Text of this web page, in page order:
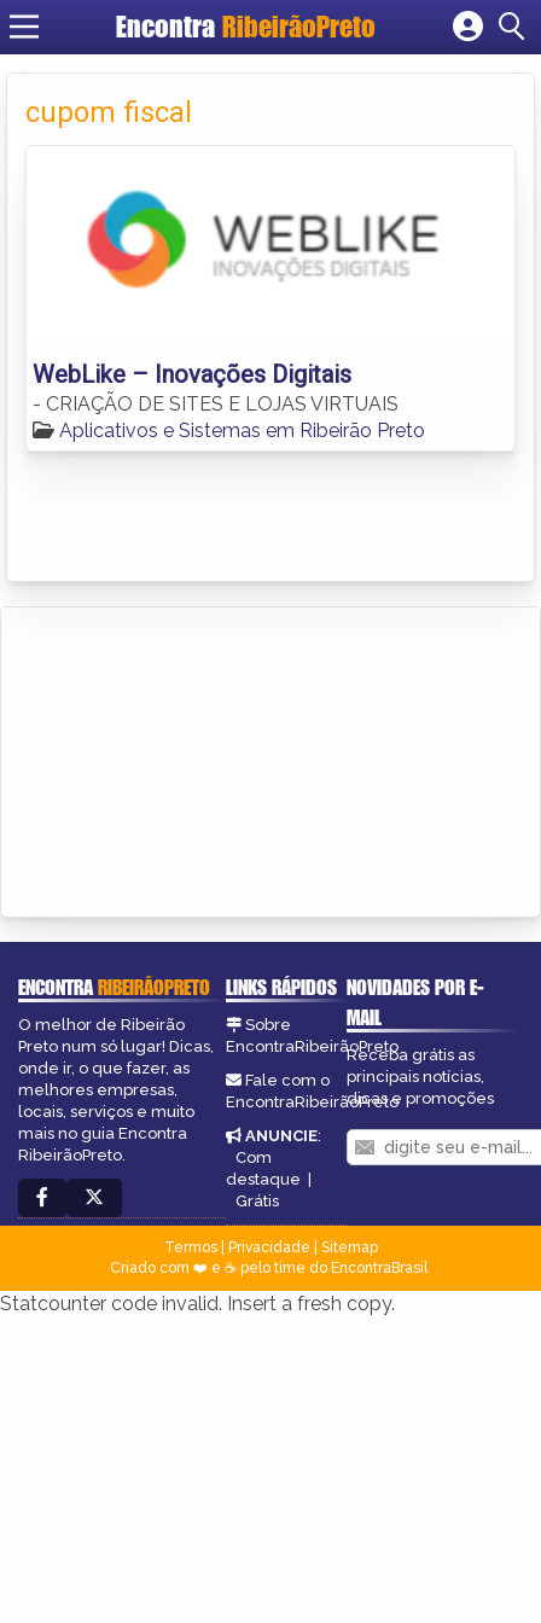
Encontra RibeirãoPreto
Cadastrar empresa
cupom fiscal
WebLike – Inovações Digitais
- CRIAÇÃO DE SITES E LOJAS VIRTUAIS
Aplicativos e Sistemas em Ribeirão Preto
ENCONTRARIBEIRÃOPRETO
O melhor de Ribeirão
Preto num só lugar! Dicas,
onde ir, o que fazer, as
melhores empresas,
locais, serviços e muito
mais no guia Encontra
RibeirãoPreto.
LINKS RÁPIDOS
Sobre
EncontraRibeirãoPreto
Fale com o
EncontraRibeirãoPreto
ANUNCIE:
Com
destaque |
Grátis
NOVIDADES POR E-
MAIL
Receba grátis as
principais notícias,
dicas e promoções
Termos| Privacidade
Sitemap
Criado com ❤️ e ☕ pelo time do EncontraBrasil
Statcounter code invalid. Insert a fresh copy.